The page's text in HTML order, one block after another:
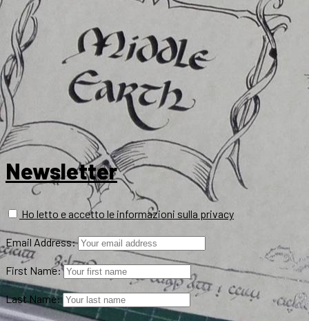
Newsletter
Ho letto e accetto le informazioni sulla privacy
Email Address:
First Name:
Last Name: